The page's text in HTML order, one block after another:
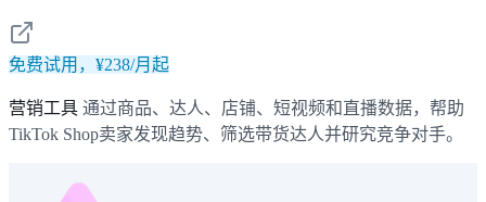
免费试用，¥238/月起
营销工具 通过商品、达人、店铺、短视频和直播数据，帮助
TikTok Shop卖家发现趋势、筛选带货达人并研究竞争对手。